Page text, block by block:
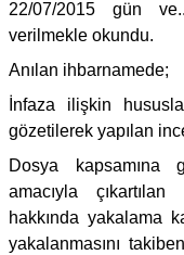
22/07/2015 gün
verilmekle okundu.
Anılan ihbarnamede;
İnfaza ilişkin
gözetilerek yapılan
Dosya kapsamına
amacıyla
hakkında yakalama
yakalanmasını